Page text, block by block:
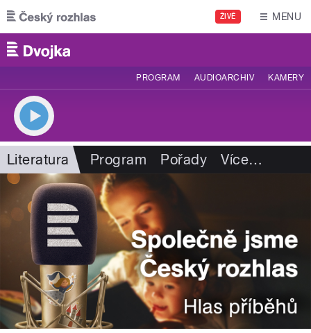
Přejít k hlavnímu obsahu
ŽIVĚ MENU
PROGRAM AUDIOARCHIV KAMERY
Literatura Program Pořady Více…